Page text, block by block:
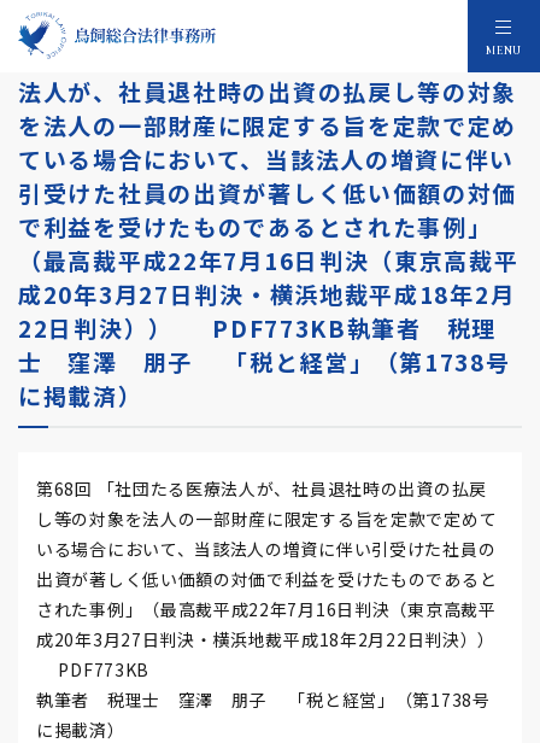
MENU
税務判例研究報告 第68回 「社団たる医療
法人が、社員退社時の出資の払戻し等の対象
を法人の一部財産に限定する旨を定款で定め
ている場合において、当該法人の増資に伴い
引受けた社員の出資が著しく低い価額の対価
で利益を受けたものであるとされた事例」
（最高裁平成22年7月16日判決（東京高裁平
成20年3月27日判決・横浜地裁平成18年2月
22日判決）） PDF773KB執筆者 税理
士 窪澤 朋子 「税と経営」（第1738号
に掲載済）
第68回 「社団たる医療法人が、社員退社時の出資の払戻
し等の対象を法人の一部財産に限定する旨を定款で定めて
いる場合において、当該法人の増資に伴い引受けた社員の
出資が著しく低い価額の対価で利益を受けたものであると
された事例」（最高裁平成22年7月16日判決（東京高裁平
成20年3月27日判決・横浜地裁平成18年2月22日判決））
PDF773KB
執筆者 税理士 窪澤 朋子 「税と経営」（第1738号
に掲載済）